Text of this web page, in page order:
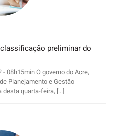
preliminar do
08h15min O governo do Acre,
Planejamento e Gestão
desta quarta-feira, [...]